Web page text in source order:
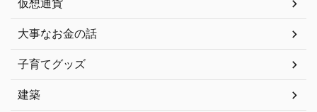
仮想通貨
大事なお金の話
子育てグッズ
建築